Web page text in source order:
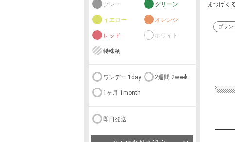
グレー グリーン
イエロー オレンジ
レッド ホワイト
特殊柄
ワンデー 1day 2週間 2week
1ヶ月 1month
即日発送
まつげく
ブラン